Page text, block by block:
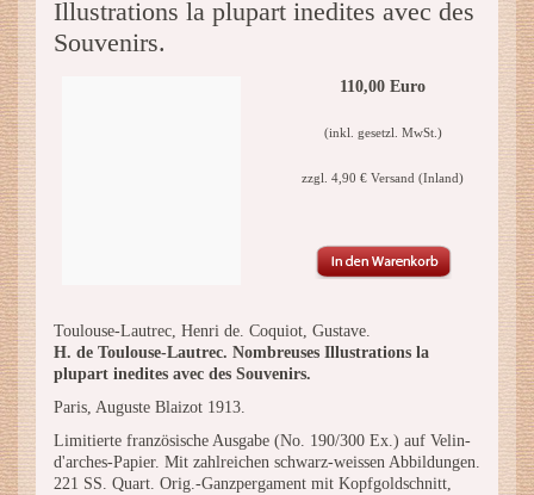
Illustrations la plupart inedites avec des
Souvenirs.
110,00 Euro
(inkl. gesetzl. MwSt.)
zzgl. 4,90 € Versand (Inland)
Toulouse-Lautrec, Henri de. Coquiot, Gustave.
H. de Toulouse-Lautrec. Nombreuses Illustrations la
plupart inedites avec des Souvenirs.
Paris, Auguste Blaizot 1913.
Limitierte französische Ausgabe (No. 190/300 Ex.) auf Velin-
d'arches-Papier. Mit zahlreichen schwarz-weissen Abbildungen.
221 SS. Quart. Orig.-Ganzpergament mit Kopfgoldschnitt,